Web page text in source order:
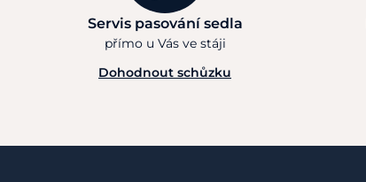
Servis pasování sedla
přímo u Vás ve stáji
Dohodnout schůzku